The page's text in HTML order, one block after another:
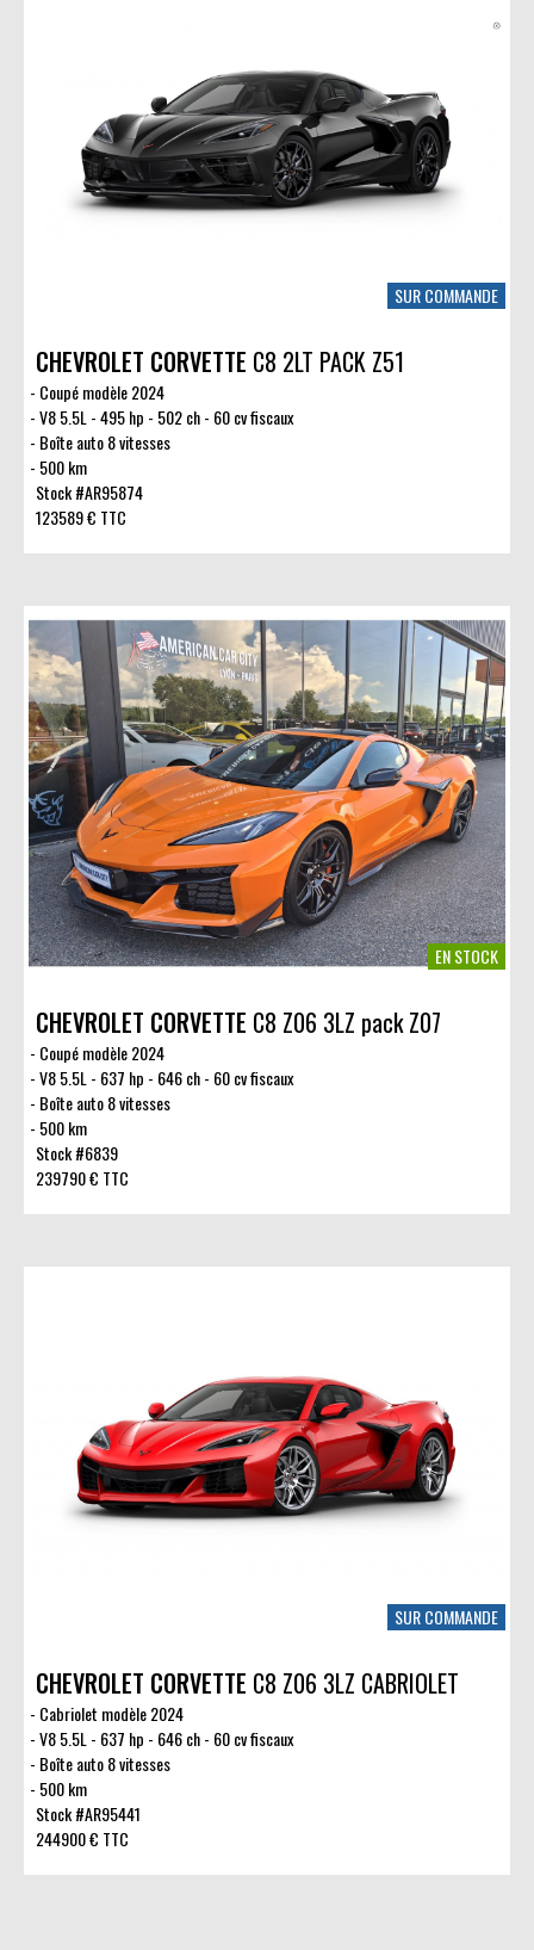
SUR COMMANDE
CHEVROLET CORVETTE C8 2LT PACK Z51
Coupé modèle 2024
V8 5.5L - 495 hp - 502 ch - 60 cv fiscaux
Boîte auto 8 vitesses
500 km
Stock #AR95874
123589 € TTC
EN STOCK
CHEVROLET CORVETTE C8 Z06 3LZ pack Z07
Coupé modèle 2024
V8 5.5L - 637 hp - 646 ch - 60 cv fiscaux
Boîte auto 8 vitesses
500 km
Stock #6839
239790 € TTC
SUR COMMANDE
CHEVROLET CORVETTE C8 Z06 3LZ CABRIOLET
Cabriolet modèle 2024
V8 5.5L - 637 hp - 646 ch - 60 cv fiscaux
Boîte auto 8 vitesses
500 km
Stock #AR95441
244900 € TTC